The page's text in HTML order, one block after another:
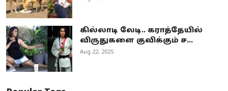
கில்லாடி லேடி.. கராத்தேயில்
விருதுகளை குவிக்கும் ச...
Aug 22, 2025